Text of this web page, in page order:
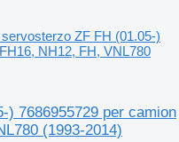
ZF FH (01.05-)
NH12, FH, VNL780
) 7686955729 per camion
(1993-2014)